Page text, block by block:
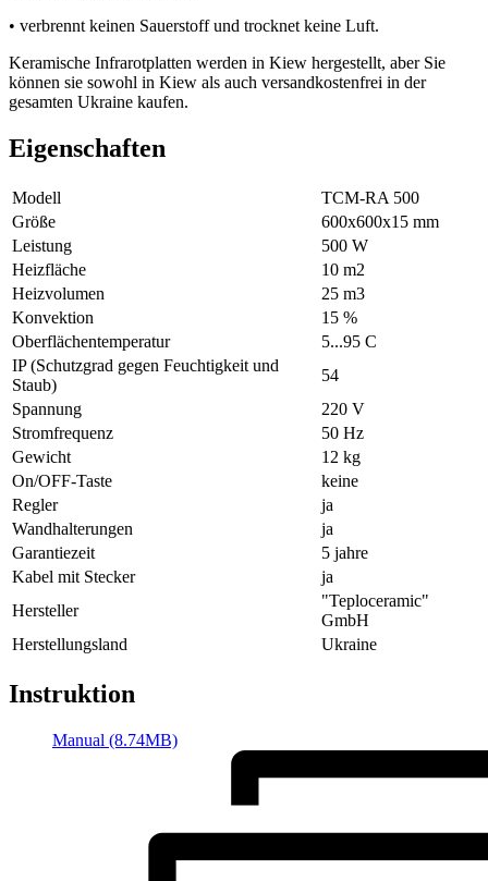
• verbrennt keinen Sauerstoff und trocknet keine Luft.
Keramische Infrarotplatten werden in Kiew hergestellt, aber Sie
können sie sowohl in Kiew als auch versandkostenfrei in der
gesamten Ukraine kaufen.
Eigenschaften
Modell
ТСМ-RA 500
Größe
600х600х15 mm
Leistung
500 W
Heizfläche
10 m2
Heizvolumen
25 m3
Konvektion
15 %
Oberflächentemperatur
5...95 С
IP (Schutzgrad gegen Feuchtigkeit und
Staub)
54
Spannung
220 V
Stromfrequenz
50 Hz
Gewicht
12 kg
On/OFF-Taste
keine
Regler
ja
Wandhalterungen
ja
Garantiezeit
5 jahre
Kabel mit Stecker
ja
Hersteller
"Teploceramic"
GmbH
Herstellungsland
Ukraine
Instruktion
Manual (8.74MB)